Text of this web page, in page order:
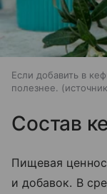
Если добавить в
полезнее.
Состав
Пищевая
и добавок. В